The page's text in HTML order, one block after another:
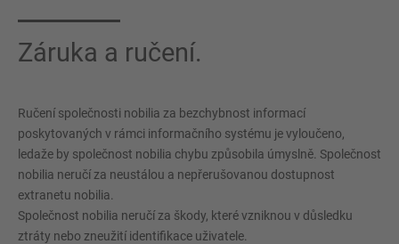
Záruka a ručení.
Ručení společnosti nobilia za bezchybnost informací
poskytovaných v rámci informačního systému je vyloučeno,
ledaže by společnost nobilia chybu způsobila úmyslně. Společnost
nobilia neručí za neustálou a nepřerušovanou dostupnost
extranetu nobilia.
Společnost nobilia neručí za škody, které vzniknou v důsledku
ztráty nebo zneužití identifikace uživatele.